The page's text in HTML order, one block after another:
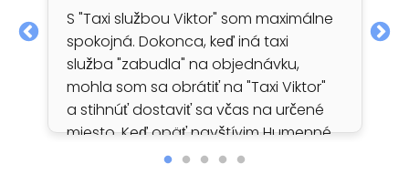
S "Taxi službou Viktor" som maximálne
spokojná. Dokonca, keď iná taxi
služba "zabudla" na objednávku,
mohla som sa obrátiť na "Taxi Viktor"
a stihnúť dostaviť sa včas na určené
miesto. Keď opäť navštívim Humenné,
budem sa spoliehať iba na túti taxi-